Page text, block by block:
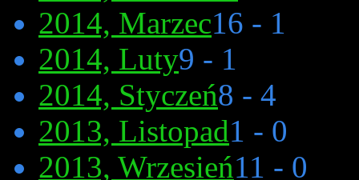
2014, Marzec16 - 1
2014, Luty9 - 1
2014, Styczeń8 - 4
2013, Listopad1 - 0
2013, Wrzesień11 - 0